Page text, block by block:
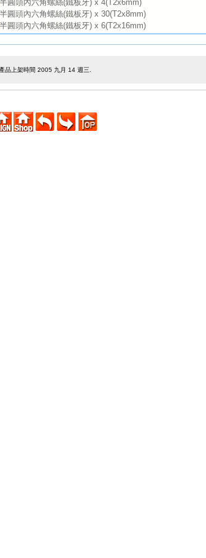
圓頭內六角螺絲(鐵板牙) x 4(T2x6mm)
圓頭內六角螺絲(鐵板牙) x 30(T2x8mm)
圓頭內六角螺絲(鐵板牙) x 6(T2x16mm)
品上架時間 2005 九月 14 週三.